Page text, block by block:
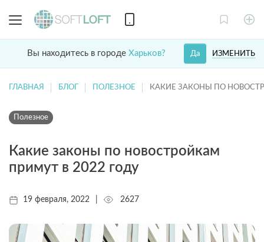
Вы находитесь в городе Харьков? ИЗМЕНИТЬ
Да
ГЛАВНАЯ БЛОГ ПОЛЕЗНОЕ КАКИЕ ЗАКОНЫ ПО
Полезное
Какие законы по новостройкам
примут в 2022 году
19 февраля, 2022 2627